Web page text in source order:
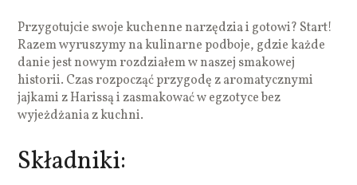
Przygotujcie swoje kuchenne narzędzia i gotowi? Start!
Razem wyruszymy na kulinarne podboje, gdzie każde
danie jest nowym rozdziałem w naszej smakowej
historii. Czas rozpocząć przygodę z aromatycznymi
jajkami z Harissą i zasmakować w egzotyce bez
wyjeżdżania z kuchni.
Składniki: